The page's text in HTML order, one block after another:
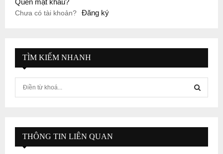
Quên mật khẩu?
Chưa có tài khoản? Đăng ký
TÌM KIẾM NHANH
f
E
A
THÔNG TIN LIÊN QUAN